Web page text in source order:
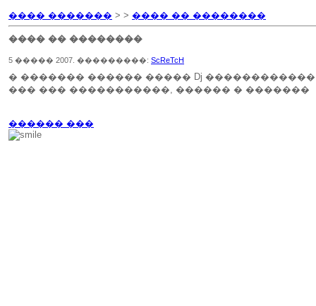
���� ������� > > ���� �� ��������
���� �� ��������
5 ����� 2007. ���������: ScReTcH
� ������� ������ ����� Dj
��� ��� �����������, ������ � �������
������ ���